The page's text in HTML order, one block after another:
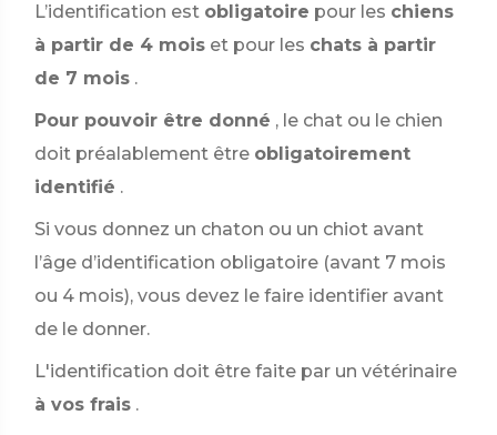
L’identification est obligatoire pour les chiens
à partir de 4 mois et pour les chats à partir
de 7 mois .
Pour pouvoir être donné , le chat ou le chien
doit préalablement être obligatoirement
identifié .
Si vous donnez un chaton ou un chiot avant
l’âge d’identification obligatoire (avant 7 mois
ou 4 mois), vous devez le faire identifier avant
de le donner.
L'identification doit être faite par un vétérinaire
à vos frais .